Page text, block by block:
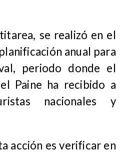
se realizó en el
anual para
periodo donde el
Paine ha recibido a
nacionales y
acción es verificar en